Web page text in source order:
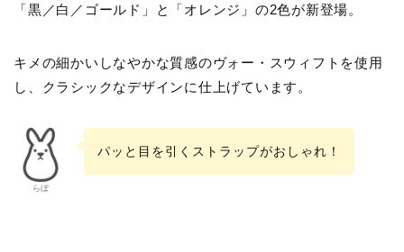
「黒／白／ゴールド」と「オレンジ」の2色が新登場。
キメの細かいしなやかな質感のヴォー・スウィフトを使用
し、クラシックなデザインに仕上げています。
らぼ
パッと目を引くストラップがおしゃれ！